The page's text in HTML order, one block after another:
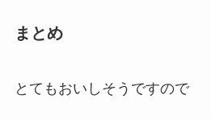
まとめ
とてもおいしそうですので